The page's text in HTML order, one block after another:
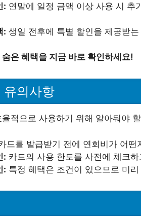
: 연말에 일정 금액 이상 사용 시 추
: 생일 전후에 특별 할인을 제공받
은 혜택을 지금 바로 확인하세요!
유의사항
적으로 사용하기 위해 알아둬야
드를 발급받기 전에 연회비가 어떤
: 카드의 사용 한도를 사전에 체크
: 특정 혜택은 조건이 있으므로 미